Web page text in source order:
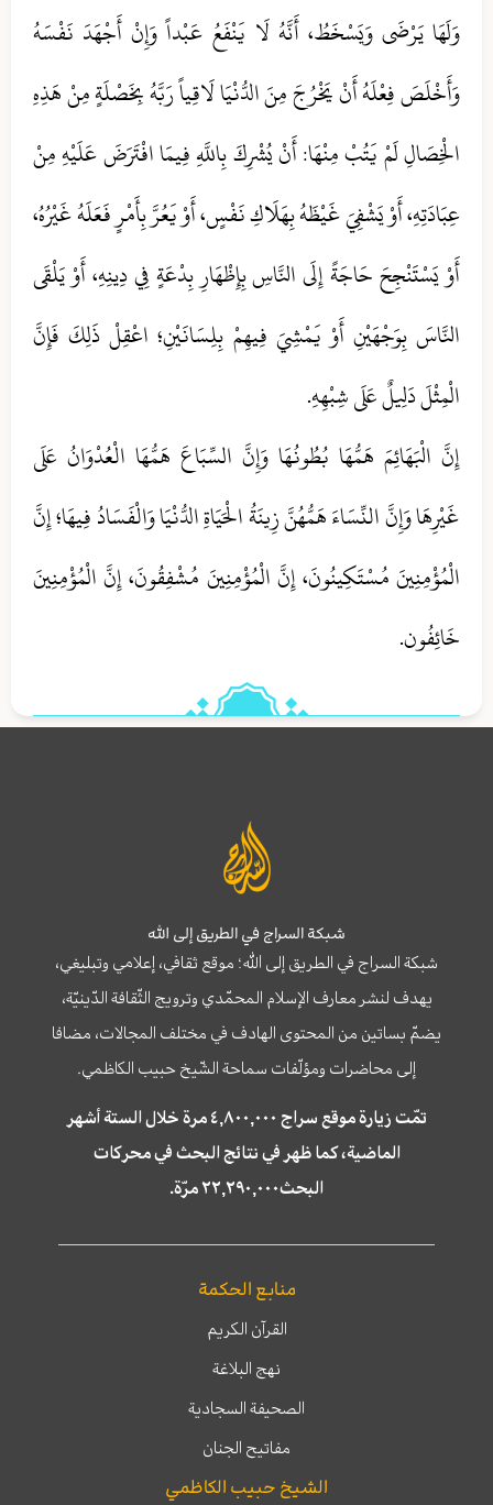
وَلَهَا يَرْضَى وَيَسْخَطُ، أَنَّهُ لَا يَنْفَعُ عَبْداً وَإِنْ أَجْهَدَ نَفْسَهُ
وَأَخْلَصَ فِعْلَهُ أَنْ يَخْرُجَ مِنَ الدُّنْيَا لَاقِياً رَبَّهُ بِخَصْلَةٍ مِنْ هَذِهِ
الْخِصَالِ لَمْ يَتُبْ مِنْهَا: أَنْ يُشْرِكَ بِاللَّهِ فِيمَا افْتَرَضَ عَلَيْهِ مِنْ
عِبَادَتِهِ، أَوْ يَشْفِيَ غَيْظَهُ بِهَلَاكِ نَفْسٍ، أَوْ يَعُرَّ بِأَمْرٍ فَعَلَهُ غَيْرُهُ،
أَوْ يَسْتَنْجِحَ حَاجَةً إِلَى النَّاسِ بِإِظْهَارِ بِدْعَةٍ فِي دِينِهِ، أَوْ يَلْقَى
النَّاسَ بِوَجْهَيْنِ أَوْ يَمْشِيَ فِيهِمْ بِلِسَانَيْنِ؛ اعْقِلْ ذَلِكَ فَإِنَّ
الْمِثْلَ دَلِيلٌ عَلَى شِبْهِهِ.
إِنَّ الْبَهَائِمَ هَمُّهَا بُطُونُهَا وَإِنَّ السِّبَاعَ هَمُّهَا الْعُدْوَانُ عَلَى
غَيْرِهَا وَإِنَّ النِّسَاءَ هَمُّهُنَّ زِينَةُ الْحَيَاةِ الدُّنْيَا وَالْفَسَادُ فِيهَا؛ إِنَّ
الْمُؤْمِنِينَ مُسْتَكِينُونَ، إِنَّ الْمُؤْمِنِينَ مُشْفِقُونَ، إِنَّ الْمُؤْمِنِينَ
خَائِفُون.
شبكة السراج في الطريق إلى الله
شبكة السراج في الطريق إلى الله؛ موقع ثقافي، إعلامي وتبليغي،
يهدف لنشر معارف الإسلام المحمّدي وترويج الثّقافة الدّينيّة،
يضمّ بساتين من المحتوى الهادف في مختلف المجالات، مضافا
إلى محاضرات ومؤلّفات سماحة الشّيخ حبيب الكاظمي.
تمّت زيارة موقع سراج ٤,٨٠٠,٠٠٠ مرة خلال الستة أشهر
الماضية، كما ظهر في نتائج البحث في محركات
البحث٢٢,٢٩٠,٠٠٠ مرّة.
منابع الحكمة
القرآن الكريم
نهج البلاغة
الصحيفة السجادية
مفاتيح الجنان
الشيخ حبيب الكاظمي